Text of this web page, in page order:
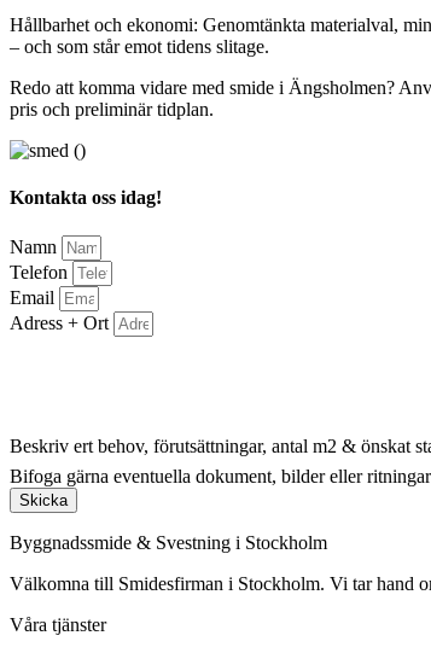
Hållbarhet och ekonomi: Genomtänkta materialval,
– och som står emot tidens slitage.
Redo att komma vidare med smide i Ängsholmen?
pris och preliminär tidplan.
Kontakta oss idag!
Namn
Telefon
Email
Adress + Ort
Beskriv ert behov, förutsättningar, antal m2 & önskat
Bifoga gärna eventuella dokument, bilder eller ritningar
Skicka
Byggnadssmide & Svestning i Stockholm
Välkomna till Smidesfirman i Stockholm. Vi tar hand
Våra tjänster